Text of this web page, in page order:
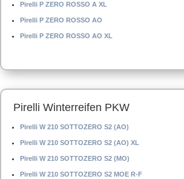
Pirelli P ZERO ROSSO A XL
Pirelli P ZERO ROSSO AO
Pirelli P ZERO ROSSO AO XL
Pirelli Winterreifen PKW
Pirelli W 210 SOTTOZERO S2 (AO)
Pirelli W 210 SOTTOZERO S2 (AO) XL
Pirelli W 210 SOTTOZERO S2 (MO)
Pirelli W 210 SOTTOZERO S2 MOE R-F